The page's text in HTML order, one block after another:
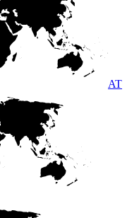
AT